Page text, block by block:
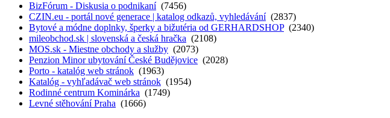
BizFórum - Diskusia o podnikaní (7456)
CZIN.eu - portál nové generace | katalog odkazů, vyhledávání (2837)
Bytové a módne doplnky, šperky a bižutéria od GERHARDSHOP(2340)
mileobchod.sk | slovenská a česká hračka (2108)
MOS.sk - Miestne obchody a služby (2073)
Penzion Minor ubytování České Budějovice (2028)
Porto - katalóg web stránok (1963)
Katalóg - vyhľadávač web stránok (1954)
Rodinné centrum Kominárka (1749)
Levné stěhování Praha (1666)